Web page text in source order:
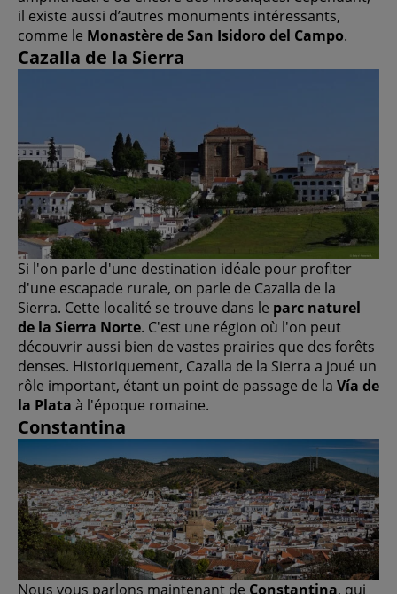
il existe aussi d’autres monuments intéressants,
comme le Monastère de San Isidoro del Campo.
Cazalla de la Sierra
Si l'on parle d'une destination idéale pour profiter
d'une escapade rurale, on parle de Cazalla de la
Sierra. Cette localité se trouve dans le parc naturel
de la Sierra Norte. C'est une région où l'on peut
découvrir aussi bien de vastes prairies que des forêts
denses. Historiquement, Cazalla de la Sierra a joué un
rôle important, étant un point de passage de la Vía de
la Plata à l'époque romaine.
Constantina
Nous vous parlons maintenant de Constantina, qui